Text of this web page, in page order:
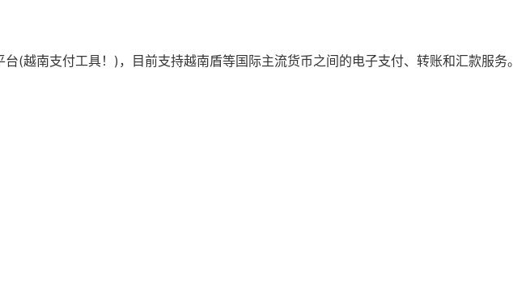
(越南支付工具！)，目前支持越南盾等国际主流货币之间的电子支付、转账和汇款服务。